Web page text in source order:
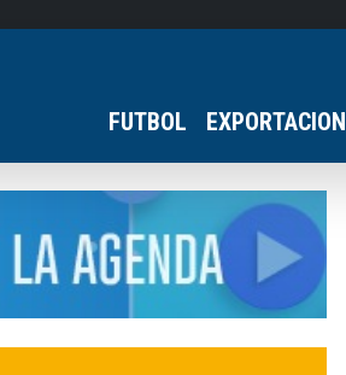
FUTBOL EXPORTACION